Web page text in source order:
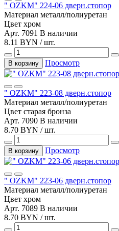
" OZKM" 224-06 дверн.стопор
Материал металл/полиуретан
Цвет хром
Арт. 7091 В наличии
8.11 BYN / шт.
В корзину Просмотр
" OZKM" 223-08 дверн.стопор
Материал металл/полиуретан
Цвет старая бронза
Арт. 7090 В наличии
8.70 BYN / шт.
В корзину Просмотр
" OZKM" 223-06 дверн.стопор
Материал металл/полиуретан
Цвет хром
Арт. 7089 В наличии
8.70 BYN / шт.